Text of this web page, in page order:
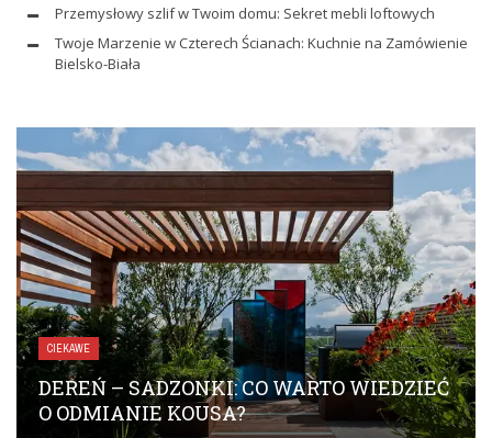
Przemysłowy szlif w Twoim domu: Sekret mebli loftowych
Twoje Marzenie w Czterech Ścianach: Kuchnie na Zamówienie
Bielsko-Biała
CIEKAWE
DEREŃ – SADZONKI: CO WARTO WIEDZIEĆ
O ODMIANIE KOUSA?